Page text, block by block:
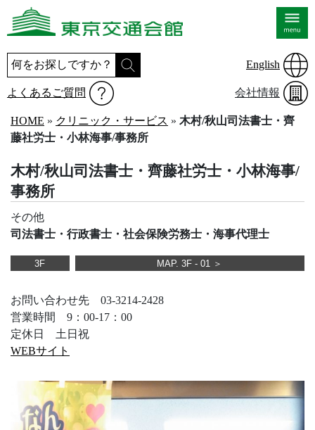
よくあるご質問
English
会社情報
HOME » クリニック・サービス » 木村/秋山司法書士・齊
藤社労士・小林海事/事務所
木村/秋山司法書士・齊藤社労士・小林海事/
事務所
その他
司法書士・行政書士・社会保険労務士・海事代理士
3F MAP. 3F - 01 ＞
お問い合わせ先 03-3214-2428
営業時間 9：00-17：00
定休日 土日祝
WEBサイト